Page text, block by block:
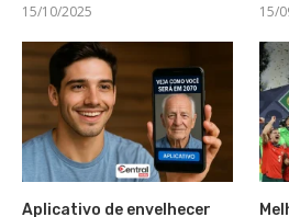
15/10/2025
15/
Aplicativo de envelhecer